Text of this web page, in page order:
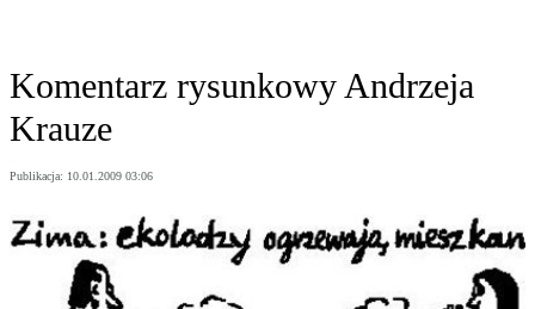
Komentarz rysunkowy Andrzeja
Krauze
Publikacja: 10.01.2009 03:06